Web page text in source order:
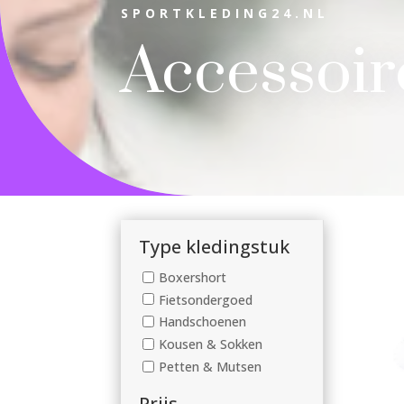
SPORTKLEDING24.NL
Type kledingstuk
Boxershort
Fietsondergoed
Handschoenen
Kousen & Sokken
Petten & Mutsen